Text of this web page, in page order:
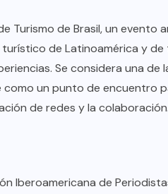
Turismo de Brasil, un evento
de Latinoamérica y
Se considera una de
como un punto de encuentro
de redes y la colaboración.
Iberoamericana de